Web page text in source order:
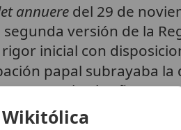
annueredel 29 de
versión de la
inicial con
papal subrayaba la
reverencia al SeñorPapa
c. 1).